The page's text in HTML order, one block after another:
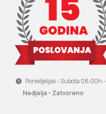
Ponedjeljak - Subota 08:00h
Nedjelja - Zatvoreno